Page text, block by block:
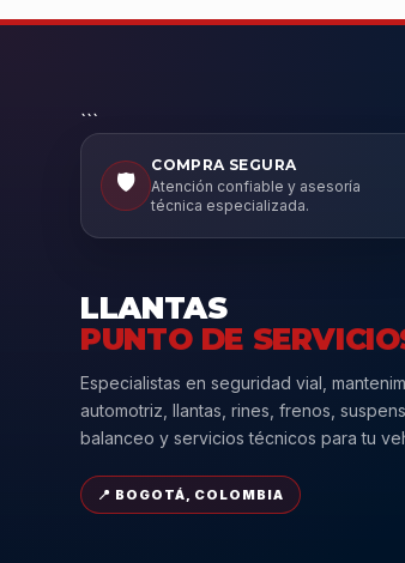
```
🛡️
COMPRA SEGURA
Atención confiable y asesoría
técnica especializada.
LLANTAS
PUNTO DE
Especialistas en seguridad vial,
automotriz, llantas, rines, frenos,
balanceo y servicios técnicos para tu
📍 BOGOTÁ, COLOMBIA